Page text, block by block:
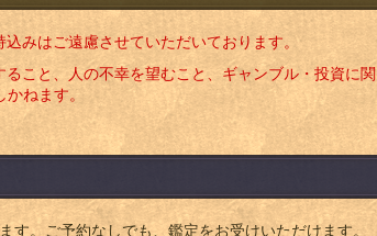
みはご遠慮させていただいております。
こと、人の不幸を望むこと、ギャンブル・投資に関
ねます。
す。ご予約なしでも、鑑定をお受けいただけます。